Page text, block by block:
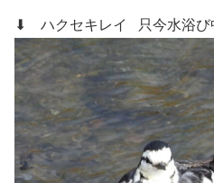
⬇ ハクセキレイ 只今水浴び